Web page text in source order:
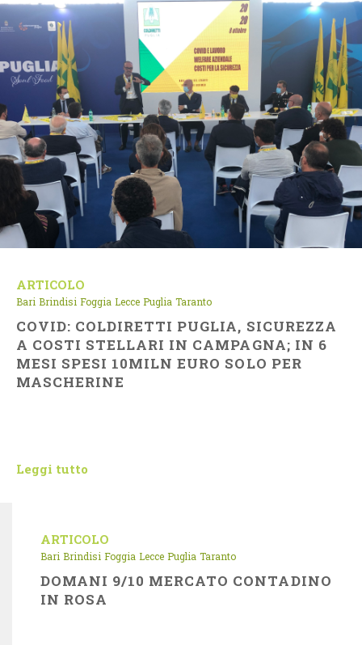
ARTICOLO
Bari Brindisi Foggia Lecce Puglia Taranto
COVID: COLDIRETTI PUGLIA, SICUREZZA
A COSTI STELLARI IN CAMPAGNA; IN 6
MESI SPESI 10MILN EURO SOLO PER
MASCHERINE
Leggi tutto
ARTICOLO
Bari Brindisi Foggia Lecce Puglia Taranto
DOMANI 9/10 MERCATO CONTADINO
IN ROSA